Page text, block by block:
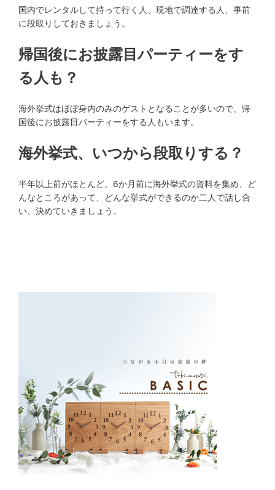
国内でレンタルして持って行く人、現地で調達する人、事前
に段取りしておきましょう。
帰国後にお披露目パーティーをす
る人も？
海外挙式はほぼ身内のみのゲストとなることが多いので、帰
国後にお披露目パーティーをする人もいます。
海外挙式、いつから段取りする？
半年以上前がほとんど。6か月前に海外挙式の資料を集め、ど
んなところがあって、どんな挙式ができるのか二人で話し合
い、決めていきましょう。